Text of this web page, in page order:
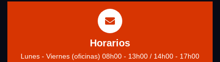
Horarios
Lunes - Viernes (oficinas) 08h00 - 13h00 / 14h00 - 17h00